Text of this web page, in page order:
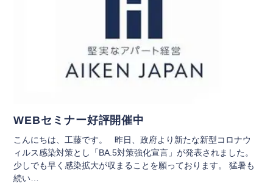
WEBセミナー好評開催中
こんにちは、工藤です。 昨日、政府より新たな新型コロナウ
ィルス感染対策とし「BA.5対策強化宣言」が発表されました。
少しでも早く感染拡大が収まることを願っております。 猛暑も
続い…